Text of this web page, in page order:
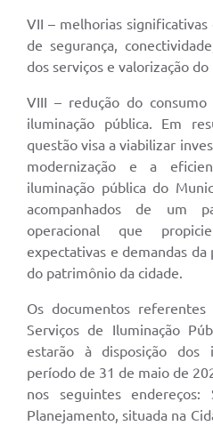
VII – melhorias
de segurança,
dos serviços e valorização
VIII – redução do
iluminação pública. Em
questão visa a viabilizar
modernização e a
iluminação pública do
acompanhados de um
operacional que
expectativas e demandas da
do patrimônio da cidade.
Os documentos
Serviços de Iluminação
estarão à disposição dos
período de 31 de maio de
nos seguintes endereços:
Planejamento, situada na